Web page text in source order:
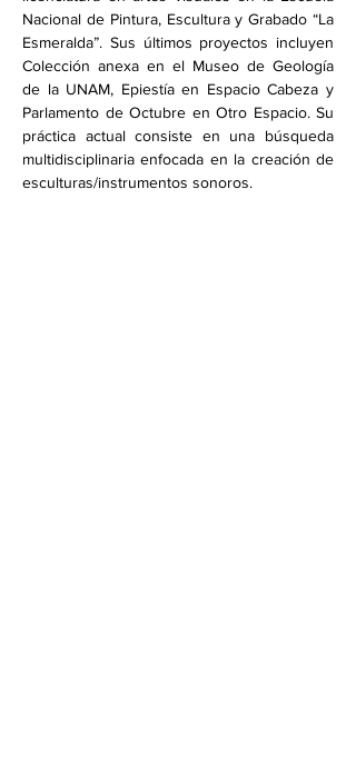
Nacional de Pintura, Escultura y Grabado “La
Esmeralda”. Sus últimos proyectos incluyen
Colección anexa en el Museo de Geología
de la UNAM, Epiestía en Espacio Cabeza y
Parlamento de Octubre en Otro Espacio. Su
práctica actual consiste en una búsqueda
multidisciplinaria enfocada en la creación de
esculturas/instrumentos sonoros.